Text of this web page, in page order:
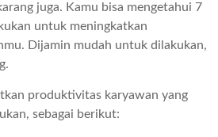
juga. Kamu bisa mengetahui 7
untuk meningkatkan
Dijamin mudah untuk dilakukan,
produktivitas karyawan yang
sebagai berikut: